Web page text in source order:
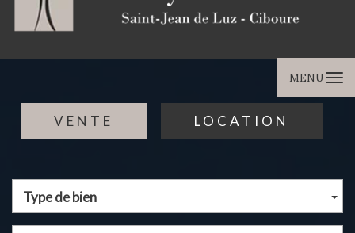
MENU
VENTE LOCATION
Type de bien